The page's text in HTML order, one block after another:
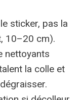
sticker, pas la
10–20 cm).
nettoyants
la colle et